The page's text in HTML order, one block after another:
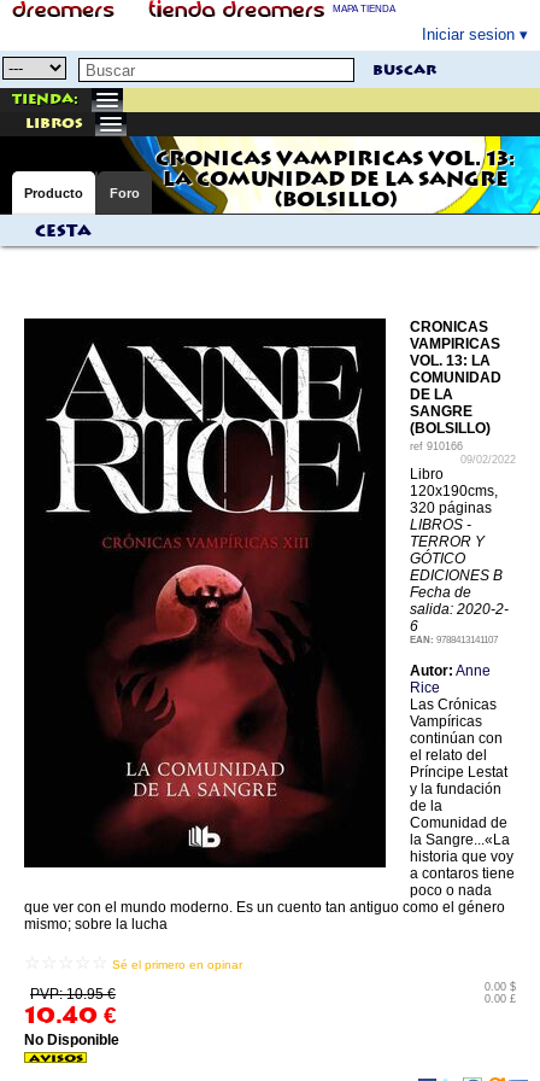
MAPA TIENDA
Iniciar sesion
buscar
Tienda:
libros
CRONICAS VAMPIRICAS VOL. 13:
LA COMUNIDAD DE LA SANGRE
(BOLSILLO)
Producto Foro
Cesta
CRONICAS
VAMPIRICAS
VOL. 13: LA
COMUNIDAD
DE LA
SANGRE
(BOLSILLO)
ref 910166
09/02/2022
Libro
120x190cms,
320 páginas
LIBROS -
TERROR Y
GÓTICO
EDICIONES B
Fecha de
salida: 2020-2-
6
EAN: 9788413141107
Autor: Anne
Rice
Las Crónicas
Vampíricas
continúan con
el relato del
Príncipe Lestat
y la fundación
de la
Comunidad de
la Sangre...«La
historia que voy
a contaros tiene
poco o nada
que ver con el mundo moderno. Es un cuento tan antiguo como el género
mismo; sobre la lucha
Sé el primero en opinar
PVP: 10.95 €
10.40 €
0.00 $
0.00 £
No Disponible